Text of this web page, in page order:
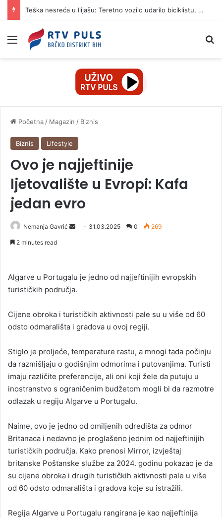
Teška nesreća u Ilijašu: Teretno vozilo udarilo biciklistu, 75-godišnjak zadržan u bolnici
Izbornik
Početna / Magazin / Biznis
Biznis Lifestyle
Ovo je najjeftinije
ljetovalište u Evropi: Kafa
jedan evro
Nemanja Gavrić
a
31.03.2025 0 269
2 minutes read
Algarve u Portugalu je jedno od najjeftinijih evropskih
turističkih područja.
Cijene obroka i turističkih aktivnosti pale su u više od 60
odsto odmarališta i gradova u ovoj regiji.
Stiglo je proljeće, temperature rastu, a mnogi tada počinju
da razmišljaju o godišnjim odmorima i putovanjima. Turisti
imaju različite preferencije, ali oni koji žele da putuju u
inostranstvo s ograničenim budžetom mogli bi da razmotre
odlazak u regiju Algarve u Portugalu.
Naime, ovo je jedno od omiljenih odredišta za odmor
Britanaca i nedavno je proglašeno jednim od najjeftinijih
turističkih područja. Kako prenosi Mirror, izvještaj
britanske Poštanske službe za 2024. godinu pokazao je da
su cijene obroka i drugih turističkih aktivnosti pale u više
od 60 odsto odmarališta i gradova koje su istražili.
Regija Algarve u Portugalu rangirana je kao najjeftinija